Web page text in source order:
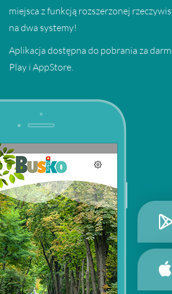
miejsca z funkcją rozszerzonej
na dwa systemy!
Aplikacja dostępna do pobrania za
Play i AppStore.